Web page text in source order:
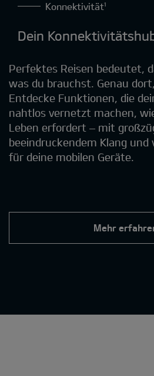
Konnektivität¹
Dein
Perfektes Reisen bedeutet,
was du brauchst. Genau
Entdecke Funktionen, die
nahtlos vernetzt machen,
Leben erfordert – mit
beeindruckendem Klang und
für deine mobilen Geräte.
Mehr